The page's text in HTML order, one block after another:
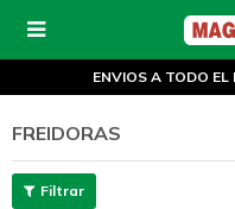

ENVIOS A TODO EL
FREIDORAS